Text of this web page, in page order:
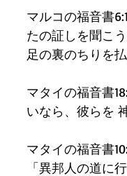
マルコの福音書
たの証しを聞こ
足の裏のちりを
マタイの福音書
いなら、彼らを
マタイの福音書
「異邦人の道に